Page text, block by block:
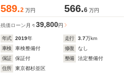
589.2 万円 566.6 万円
残価ローン 月々39,800円
年式 2019年 走行 3.7万km
車検
車検整備付 修復
なし
保証
保証付 整備
法定整備付
住所
東京都杉並区